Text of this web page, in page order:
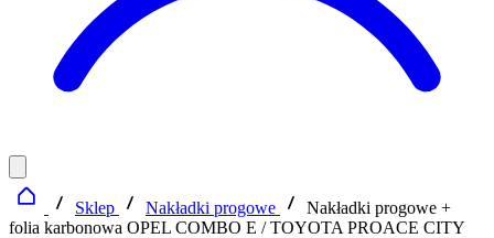
Sklep Nakładki progowe
Nakładki progowe +
folia karbonowa OPEL COMBO E / TOYOTA PROACE CITY